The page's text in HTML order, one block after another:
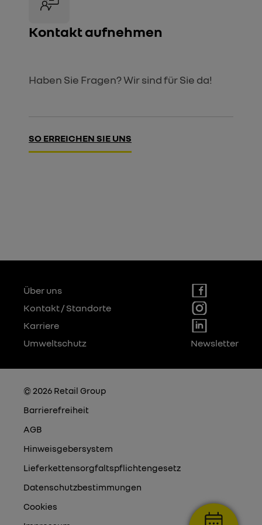
Kontakt aufnehmen
Haben Sie Fragen? Wir sind für Sie da!
SO ERREICHEN SIE UNS
Über uns
Kontakt / Standorte
Karriere
Umweltschutz
Newsletter
© 2026 Retail Group
Barrierefreiheit
AGB
Hinweisgebersystem
Lieferkettensorgfaltspflichtengesetz
Datenschutzbestimmungen
Cookies